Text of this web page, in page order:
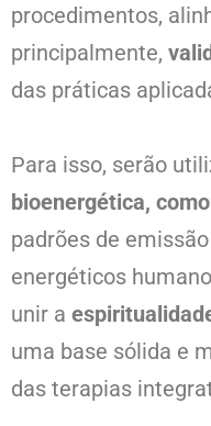
procedimentos,
principalmente,
das práticas
Para isso, serão
bioenergética,
padrões de
energéticos
unir a
uma base sólida e
das terapias